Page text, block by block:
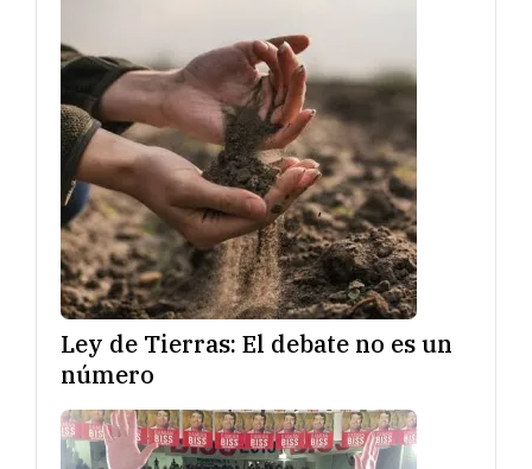
Ley de Tierras: El debate no es un
número